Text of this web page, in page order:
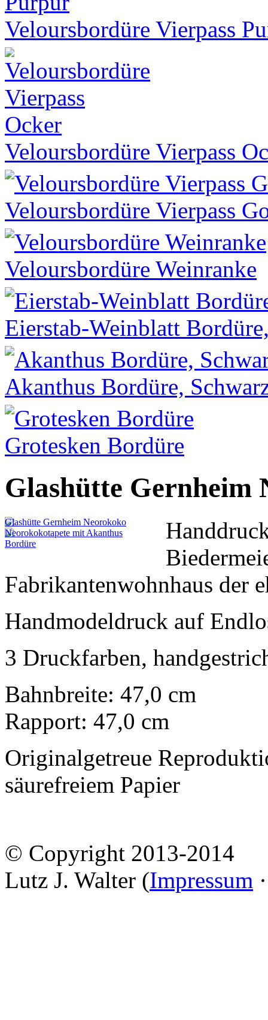
Veloursbordüre Vierpass
Veloursbordüre Vierpass
Veloursbordüre Vierpass
Veloursbordüre Weinranke
Eierstab-Weinblatt
Akanthus Bordüre,
Grotesken Bordüre
Glashütte Gernheim
Fabrikantenwohnhaus der
Handmodeldruck auf
3 Druckfarben,
Bahnbreite: 47,0 cm
Rapport: 47,0 cm
Originalgetreue
säurefreiem Papier
© Copyright 2013-2014
Lutz J. Walter (Impressum